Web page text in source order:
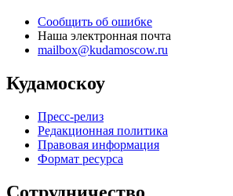
Сообщить об ошибке
Наша электронная почта
mailbox@kudamoscow.ru
Кудамоскоу
Пресс-релиз
Редакционная политика
Правовая информация
Формат ресурса